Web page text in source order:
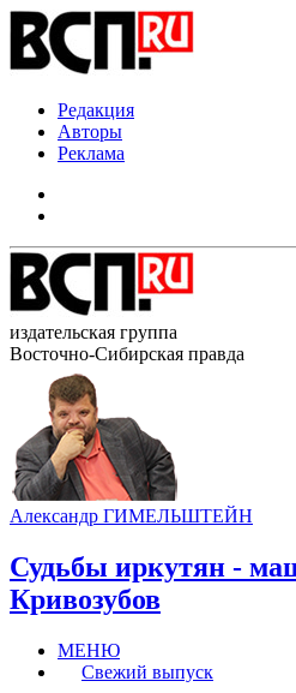
Редакция
Авторы
Реклама
издательская группа
Восточно-Сибирская правда
Александр ГИМЕЛЬШТЕЙН
Судьбы иркутян -
Кривозубов
МЕНЮ
Свежий выпуск